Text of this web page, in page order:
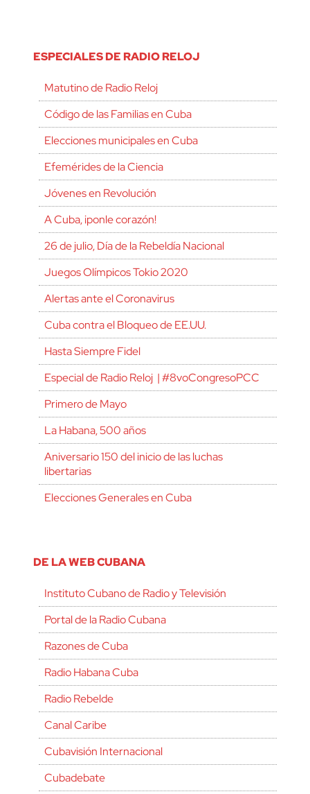
ESPECIALES DE RADIO RELOJ
Matutino de Radio Reloj
Código de las Familias en Cuba
Elecciones municipales en Cuba
Efemérides de la Ciencia
Jóvenes en Revolución
A Cuba, ¡ponle corazón!
26 de julio, Día de la Rebeldía Nacional
Juegos Olímpicos Tokio 2020
Alertas ante el Coronavirus
Cuba contra el Bloqueo de EE.UU.
Hasta Siempre Fidel
Especial de Radio Reloj | #8voCongresoPCC
Primero de Mayo
La Habana, 500 años
Aniversario 150 del inicio de las luchas
libertarias
Elecciones Generales en Cuba
DE LA WEB CUBANA
Instituto Cubano de Radio y Televisión
Portal de la Radio Cubana
Razones de Cuba
Radio Habana Cuba
Radio Rebelde
Canal Caribe
Cubavisión Internacional
Cubadebate